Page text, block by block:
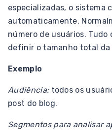
especializadas, o sistema
automaticamente.
número de usuários.
definir o tamanho total da
Exemplo
Audiência:todos os
post do blog.
Segmentos para analisar